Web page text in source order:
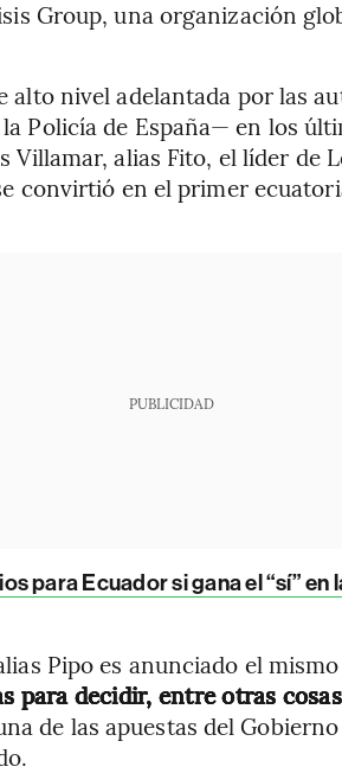
Group, una organización
alto nivel adelantada por las
Policía de España— en los
Villamar, alias Fito, el líder de
convirtió en el primer
PUBLICIDAD
para Ecuador si gana el “sí” en
Pipo es anunciado el
para decidir, entre otras
de las apuestas del